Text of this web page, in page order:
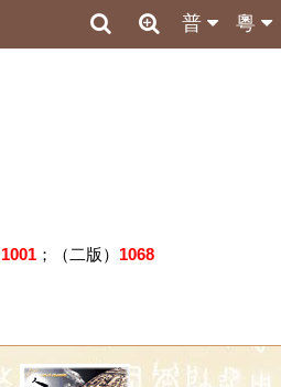
粵
普
1001；（二版） 1068